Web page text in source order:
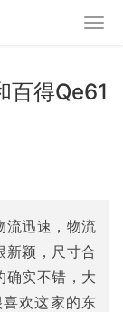
百得Qe61
流迅速，物流
新颖，尺寸合
确实不错，大
欢这家的东